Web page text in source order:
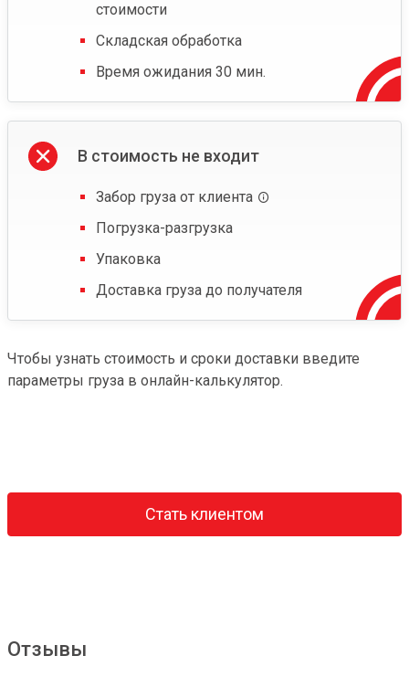
стоимости
Складская обработка
Время ожидания 30 мин.
В стоимость не входит
Забор груза от клиента
Погрузка-разгрузка
Упаковка
Доставка груза до получателя
Чтобы узнать стоимость и сроки доставки введите
параметры груза в онлайн-калькулятор.
Стать клиентом
Отзывы